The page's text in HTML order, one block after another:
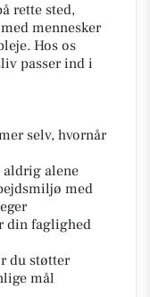
rette sted,
mennesker
Hos os
passer ind i
selv, hvornår
alene
med
din faglighed
du støtter
mål